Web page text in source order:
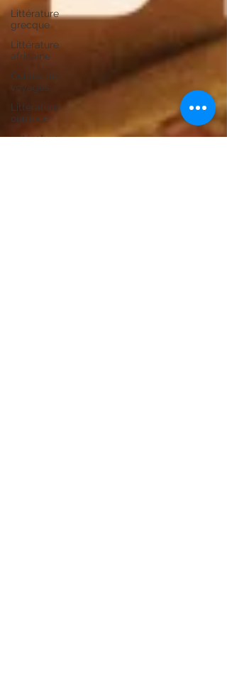
Littérature
grecque
Littérature
africaine
Guides de
voyages
Littérature
ourdoue
Littérature